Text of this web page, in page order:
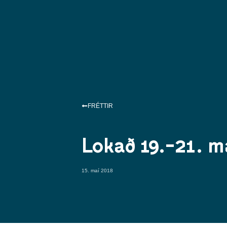
FRÉTTIR
Lokað 19.-21.
15. maí 2018